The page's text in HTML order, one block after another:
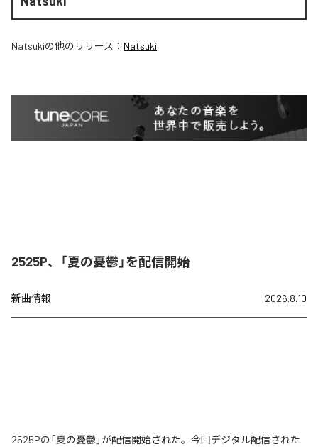
Natsukiの他のリリース： Natsuki
2525P、「夏の憂鬱」を配信開始
新曲情報 2026.8.10
2525Pの「夏の憂鬱」が配信開始された。今回デジタル配信された